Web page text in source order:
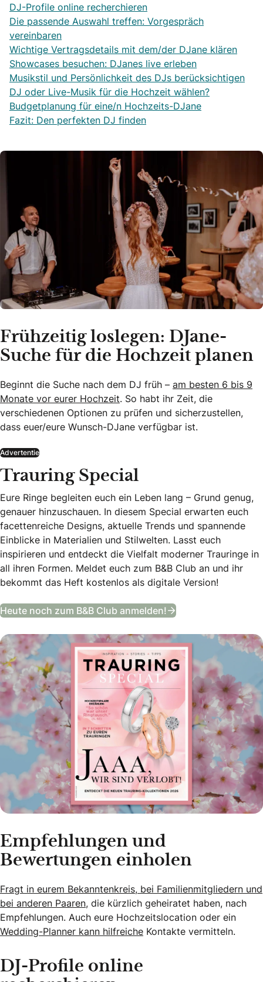
DJ-Profile online recherchieren
Die passende Auswahl treffen: Vorgespräch
vereinbaren
Wichtige Vertragsdetails mit dem/der DJane klären
Showcases besuchen: DJanes live erleben
Musikstil und Persönlichkeit des DJs berücksichtigen
DJ oder Live-Musik für die Hochzeit wählen?
Budgetplanung für eine/n Hochzeits-DJane
Fazit: Den perfekten DJ finden
Frühzeitig loslegen: DJane-
Suche für die Hochzeit planen
Beginnt die Suche nach dem DJ früh – am besten 6 bis 9
Monate vor eurer Hochzeit. So habt ihr Zeit, die
verschiedenen Optionen zu prüfen und sicherzustellen,
dass euer/eure Wunsch-DJane verfügbar ist.
Advertentie
Trauring Special
Eure Ringe begleiten euch ein Leben lang – Grund genug,
genauer hinzuschauen. In diesem Special erwarten euch
facettenreiche Designs, aktuelle Trends und spannende
Einblicke in Materialien und Stilwelten. Lasst euch
inspirieren und entdeckt die Vielfalt moderner Trauringe in
all ihren Formen. Meldet euch zum B&B Club an und ihr
bekommt das Heft kostenlos als digitale Version!
Heute noch zum B&B Club anmelden! Trauring Special
Empfehlungen und
Bewertungen einholen
Fragt in eurem Bekanntenkreis, bei Familienmitgliedern und
bei anderen Paaren, die kürzlich geheiratet haben, nach
Empfehlungen. Auch eure Hochzeitslocation oder ein
Wedding-Planner kann hilfreiche Kontakte vermitteln.
DJ-Profile online